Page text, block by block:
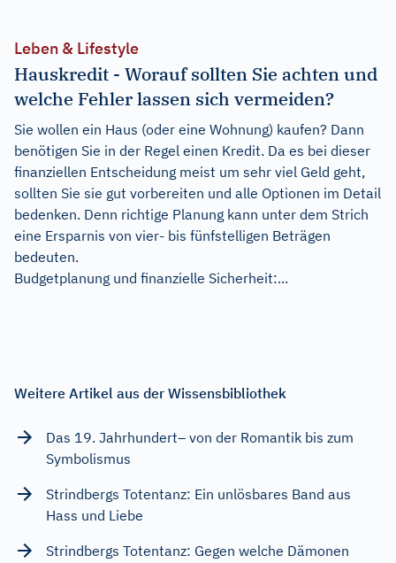
Leben & Lifestyle
Hauskredit - Worauf sollten Sie achten und
welche Fehler lassen sich vermeiden?
Sie wollen ein Haus (oder eine Wohnung) kaufen? Dann
benötigen Sie in der Regel einen Kredit. Da es bei dieser
finanziellen Entscheidung meist um sehr viel Geld geht,
sollten Sie sie gut vorbereiten und alle Optionen im Detail
bedenken. Denn richtige Planung kann unter dem Strich
eine Ersparnis von vier- bis fünfstelligen Beträgen
bedeuten.
Budgetplanung und finanzielle Sicherheit:...
Weitere Artikel aus der Wissensbibliothek
Das 19. Jahrhundert– von der Romantik bis zum
Symbolismus
Strindbergs Totentanz: Ein unlösbares Band aus
Hass und Liebe
Strindbergs Totentanz: Gegen welche Dämonen